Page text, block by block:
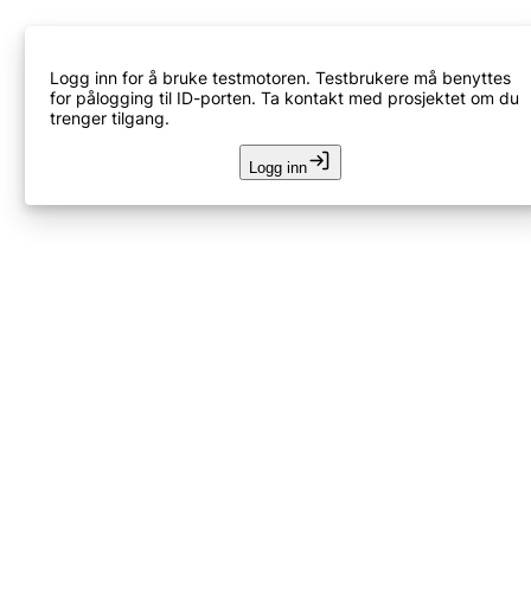
Logg inn for å bruke testmotoren. Testbrukere må benyttes
for pålogging til ID-porten. Ta kontakt med prosjektet om du
trenger tilgang.
Logg inn